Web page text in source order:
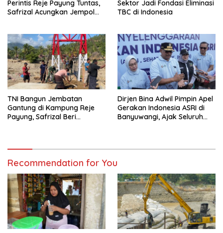
Perintis Reje Payung Tuntas,
Safrizal Acungkan Jempol
Sektor Jadi Fondasi Eliminasi
TBC di Indonesia
TNI Bangun Jembatan
Gantung di Kampung Reje
Payung, Safrizal Beri
Dirjen Bina Adwil Pimpin Apel
Gerakan Indonesia ASRI di
Banyuwangi, Ajak Seluruh
Recommendation for You